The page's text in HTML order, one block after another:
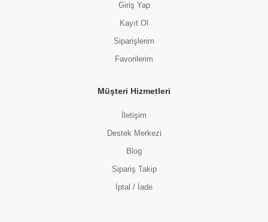
Giriş Yap
Kayıt Ol
Siparişlerim
Favorilerim
Müşteri Hizmetleri
İletişim
Destek Merkezi
Blog
Sipariş Takip
İptal / İade